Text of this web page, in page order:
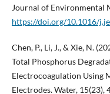
Journal of Environmental
https://doi.org/10.1016/
Chen, P., Li, J., & Xie, N.
Total Phosphorus
Electrocoagulation Using
Electrodes. Water, 15(23),